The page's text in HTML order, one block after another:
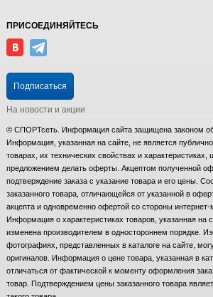
ПРИСОЕДИНЯЙТЕСЬ
Подписаться
На новости и акции
© СПОРТсеть. Информация сайта защищена законом об
Информация, указанная на сайте, не является
товарах, их технических свойствах и характеристиках,
предложением делать оферты. Акцептом полученной
подтверждение заказа с указание товара и его цены.
заказанного товара, отличающейся от указанной в
акцепта и одновременно офертой со стороны
Информация о характеристиках товаров, указанная на
изменена производителем в одностороннем порядке.
фотографиях, представленных в каталоге на сайте,
оригиналов. Информация о цене товара, указанная в
отличаться от фактической к моменту оформления
товар. Подтверждением цены заказанного товара